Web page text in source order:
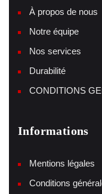
À propos de nous
Notre équipe
Nos services
Durabilité
CONDITIONS
Informations
Mentions légales
Conditions